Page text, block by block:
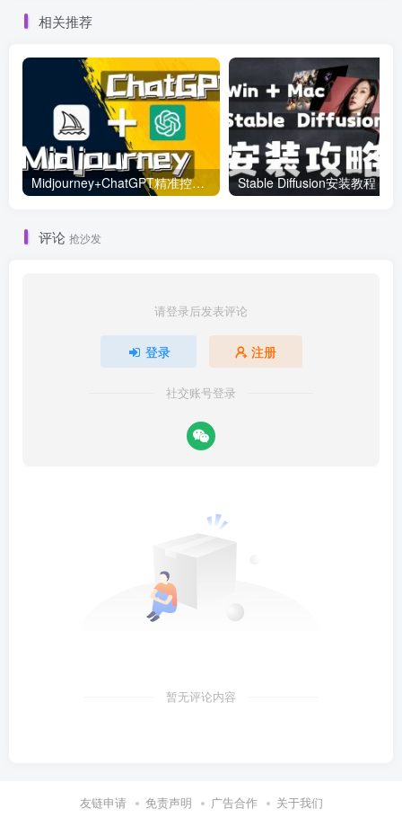
相关推荐
Midjourney+ChatGPT精准控制关键词 Stable Diffusion安装教程
评论 抢沙发
请登录后发表评论
登录 注册
社交账号登录
暂无评论内容
友链申请 免责声明 广告合作 关于我们